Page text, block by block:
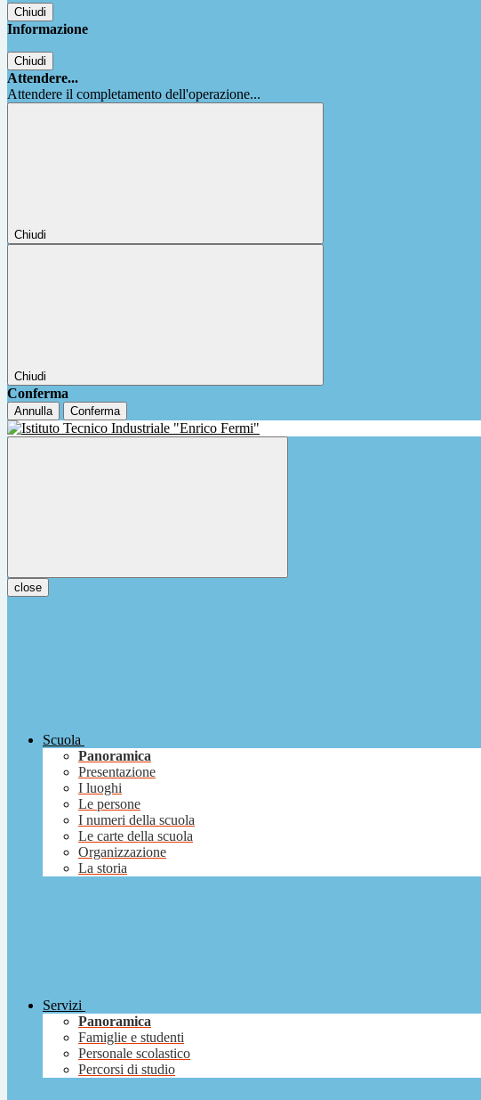
Chiudi
Informazione
Chiudi
Attendere...
Attendere il completamento dell'operazione...
Chiudi
Chiudi
Conferma
Annulla Conferma
close
Scuola
Panoramica
Presentazione
I luoghi
Le persone
I numeri della scuola
Le carte della scuola
Organizzazione
La storia
Servizi
Panoramica
Famiglie e studenti
Personale scolastico
Percorsi di studio